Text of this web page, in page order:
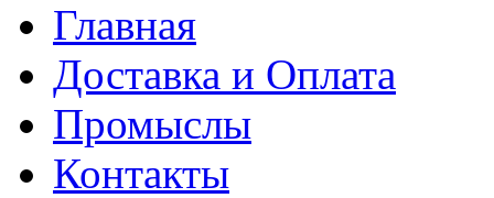
Главная
Доставка и Оплата
Промыслы
Контакты